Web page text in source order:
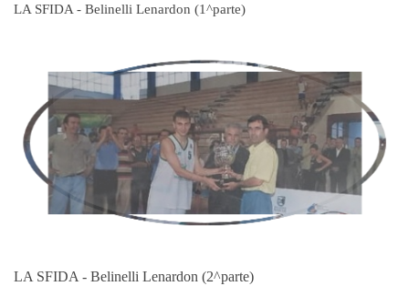
LA SFIDA - Belinelli Lenardon (1^parte)
LA SFIDA - Belinelli Lenardon (2^parte)